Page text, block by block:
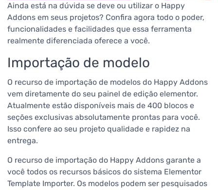
Ainda está na dúvida se deve ou utilizar o Happy
Addons em seus projetos? Confira agora todo o poder,
funcionalidades e facilidades que essa ferramenta
realmente diferenciada oferece a você.
Importação de modelo
O recurso de importação de modelos do Happy Addons
vem diretamente do seu painel de edição elementor.
Atualmente estão disponíveis mais de 400 blocos e
seções exclusivas absolutamente prontas para você.
Isso confere ao seu projeto qualidade e rapidez na
entrega.
O recurso de importação do Happy Addons garante a
você todos os recursos básicos do sistema Elementor
Template Importer. Os modelos podem ser pesquisados